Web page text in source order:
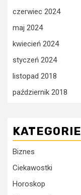
czerwiec 2024
maj 2024
kwiecień 2024
styczeń 2024
listopad 2018
październik 2018
KATEGORIE
Biznes
Ciekawostki
Horoskop